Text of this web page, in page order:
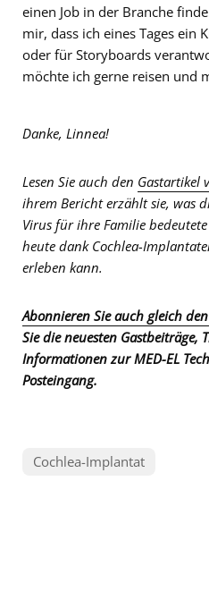
einen Job in der Branche
mir, dass ich eines Tages ein
oder für Storyboards
möchte ich gerne reisen und
Danke, Linnea!
Lesen Sie auch den Gastartikel
ihrem Bericht erzählt sie, was
Virus für ihre Familie
heute dank Cochlea-
erleben kann.
Abonnieren Sie auch gleich
Sie die neuesten Gastbeiträge,
Informationen zur MED-EL
Posteingang.
Cochlea-Implantat